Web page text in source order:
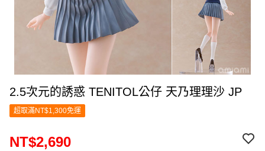
2.5次元的誘惑 TENITOL公仔 天乃理理沙 JP
超取滿NT$1,300免運
NT$2,690